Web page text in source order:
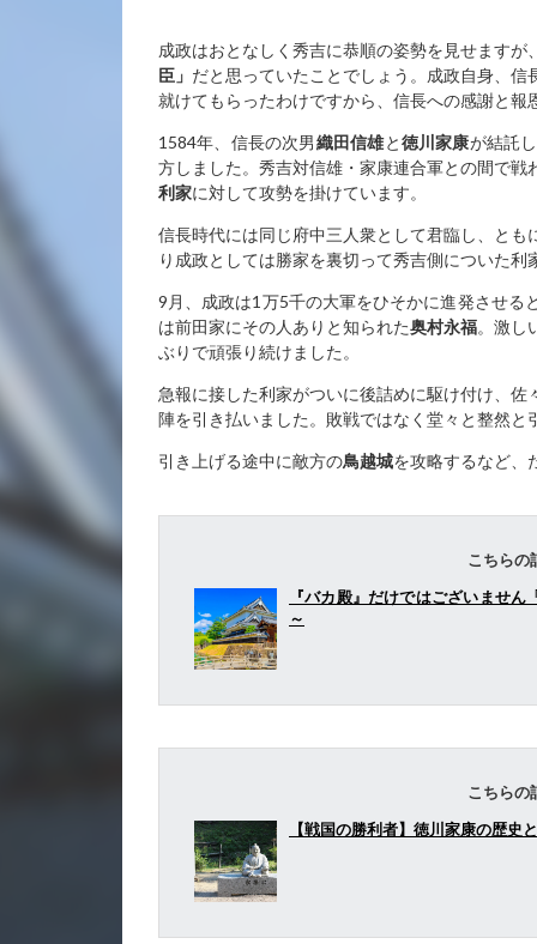
成政はおとなしく秀吉に恭順の姿勢を見せますが
臣」 だと思っていたことでしょう。成政自身、
就けてもらったわけですから、信長への感謝と
1584年、信長の次男織田信雄と徳川家康が結託
方しました。秀吉対信雄・家康連合軍との間で戦
利家に対して攻勢を掛けています。
信長時代には同じ府中三人衆として君臨し、と
り成政としては勝家を裏切って秀吉側についた
9月、成政は1万5千の大軍をひそかに進発させる
は前田家にその人ありと知られた奥村永福。激し
ぶりで頑張り続けました。
急報に接した利家がついに後詰めに駆け付け、
陣を引き払いました。敗戦ではなく堂々と整然と
引き上げる途中に敵方の鳥越城を攻略するなど、
こちらの
『バカ殿』だけではございませ
～
こちらの
【戦国の勝利者】徳川家康の歴史